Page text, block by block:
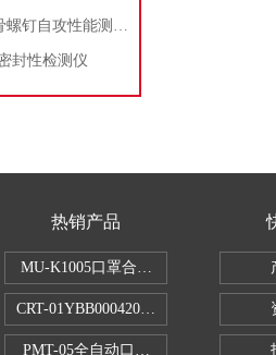
PBSC-RP30接骨螺钉自攻性能测试‌仪
封性检测仪
热销产品
MU-K1005口罩合成血液穿透试验仪
CRT-01YBB00042005数显式安瓿瓶圆
PMT-05全自动口红折断力测试仪